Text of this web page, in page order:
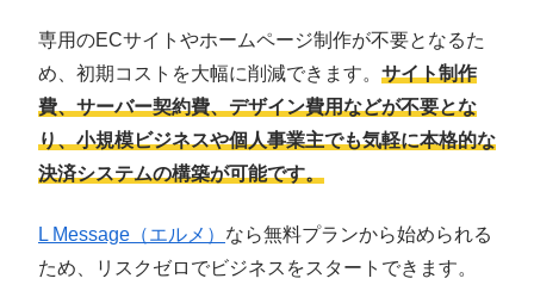
専用のECサイトやホームページ制作が不要となるた
め、初期コストを大幅に削減できます。 サイト制作
費、サーバー契約費、デザイン費用などが不要とな
り、小規模ビジネスや個人事業主でも気軽に本格的な
決済システムの構築が可能です。
L Message（エルメ） なら無料プランから始められる
ため、リスクゼロでビジネスをスタートできます。